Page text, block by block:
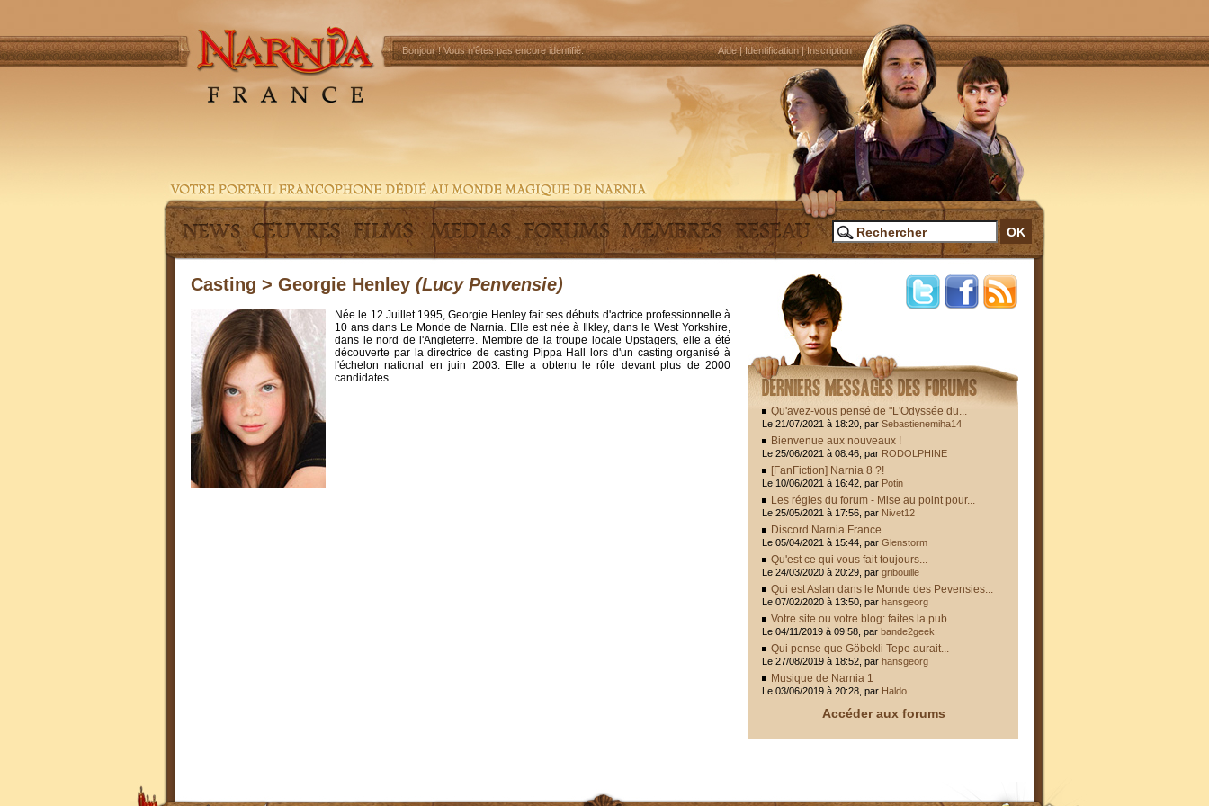
Bonjour !Vous n'êtes pas encore identifié. Aide|Identification|Inscription
Casting > Georgie Henley (Lucy Penvensie)
Née le 12 Juillet 1995, Georgie Henley fait ses débuts d'actrice professionnelle à
10 ans dans Le Monde de Narnia. Elle est née à Ilkley, dans le West Yorkshire,
dans le nord de l'Angleterre. Membre de la troupe locale Upstagers, elle a été
découverte par la directrice de casting Pippa Hall lors d'un casting organisé à
l'échelon national en juin 2003. Elle a obtenu le rôle devant plus de 2000
candidates.
Qu'avez-vous pensé de "L'Odyssée du...
Le 21/07/2021 à 18:20, par Sebastienemiha14
Bienvenue aux nouveaux !
Le 25/06/2021 à 08:46, par RODOLPHINE
[FanFiction] Narnia 8 ?!
Le 10/06/2021 à 16:42, par Potin
Les régles du forum - Mise au point pour...
Le 25/05/2021 à 17:56, par Nivet12
Discord Narnia France
Le 05/04/2021 à 15:44, par Glenstorm
Qu'est ce qui vous fait toujours...
Le 24/03/2020 à 20:29, par gribouille
Qui est Aslan dans le Monde des Pevensies...
Le 07/02/2020 à 13:50, par hansgeorg
Votre site ou votre blog: faites la pub...
Le 04/11/2019 à 09:58, par bande2geek
Qui pense que Göbekli Tepe aurait...
Le 27/08/2019 à 18:52, par hansgeorg
Musique de Narnia 1
Le 03/06/2019 à 20:28, par Haldo
Accéder aux forums